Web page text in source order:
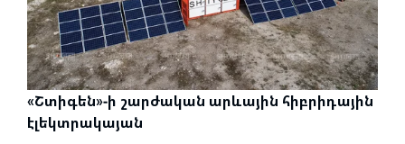
«Շտիգեն»-ի շարժական արևային հիբրիդային
էլեկտրակայան